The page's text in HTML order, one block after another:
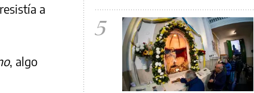
a
, algo
5